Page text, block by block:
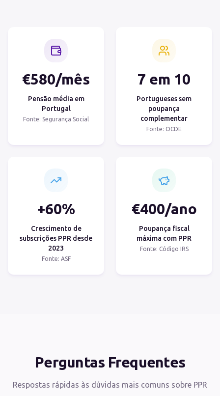
€580/mês
Pensão média em
Portugal
Fonte: Segurança Social
7 em 10
Portugueses sem
poupança
complementar
Fonte: OCDE
+60%
Crescimento de
subscrições PPR desde
2023
Fonte: ASF
€400/ano
Poupança fiscal
máxima com PPR
Fonte: Código IRS
Perguntas Frequentes
Respostas rápidas às dúvidas mais comuns sobre PPR